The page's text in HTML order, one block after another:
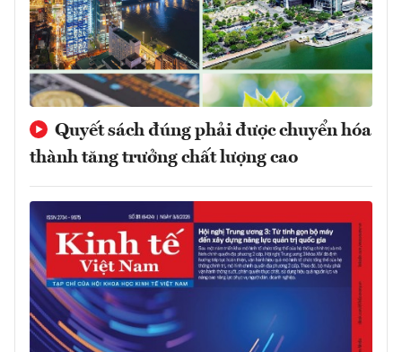
Quyết sách đúng phải được chuyển hóa
thành tăng trưởng chất lượng cao